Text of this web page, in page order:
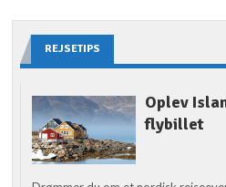
REJSETIPS
Oplev
flybillet